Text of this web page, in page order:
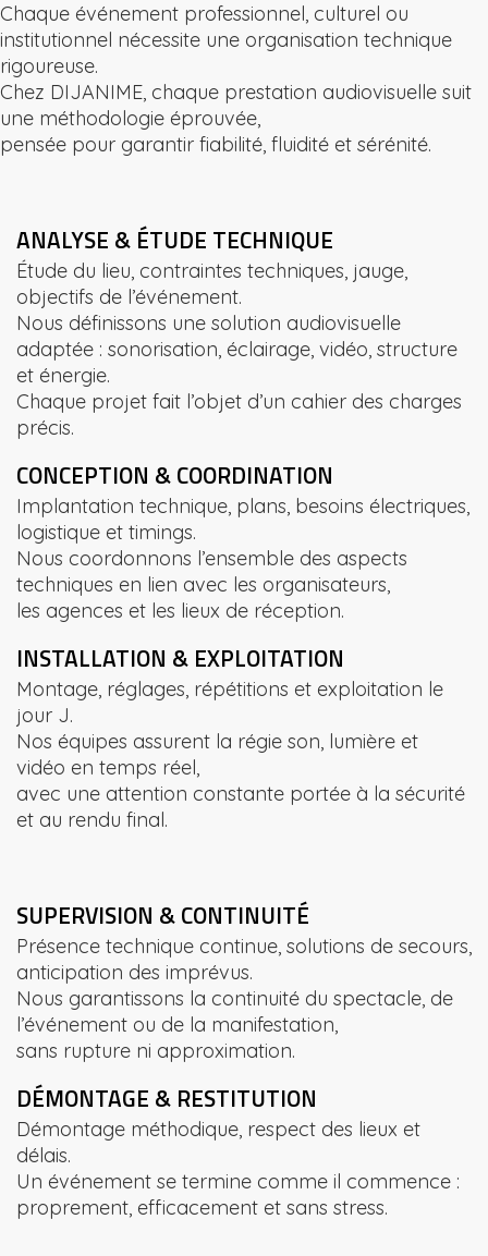
Chaque événement professionnel, culturel ou
institutionnel nécessite une organisation technique
rigoureuse.
Chez DIJANIME, chaque prestation audiovisuelle suit
une méthodologie éprouvée,
pensée pour garantir fiabilité, fluidité et sérénité.
ANALYSE & ÉTUDE TECHNIQUE
Étude du lieu, contraintes techniques, jauge,
objectifs de l’événement.
Nous définissons une solution audiovisuelle
adaptée : sonorisation, éclairage, vidéo, structure
et énergie.
Chaque projet fait l’objet d’un cahier des charges
précis.
CONCEPTION & COORDINATION
Implantation technique, plans, besoins électriques,
logistique et timings.
Nous coordonnons l’ensemble des aspects
techniques en lien avec les organisateurs,
les agences et les lieux de réception.
INSTALLATION & EXPLOITATION
Montage, réglages, répétitions et exploitation le
jour J.
Nos équipes assurent la régie son, lumière et
vidéo en temps réel,
avec une attention constante portée à la sécurité
et au rendu final.
SUPERVISION & CONTINUITÉ
Présence technique continue, solutions de secours,
anticipation des imprévus.
Nous garantissons la continuité du spectacle, de
l’événement ou de la manifestation,
sans rupture ni approximation.
DÉMONTAGE & RESTITUTION
Démontage méthodique, respect des lieux et
délais.
Un événement se termine comme il commence :
proprement, efficacement et sans stress.